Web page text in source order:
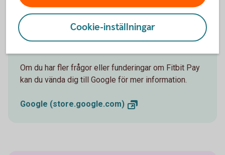
Vill du veta mer om Fitbit Pay?
Om du har fler frågor eller funderingar om Fitbit Pay
kan du vända dig till Google för mer information.
Google (store.google.com)
Cookie-inställningar